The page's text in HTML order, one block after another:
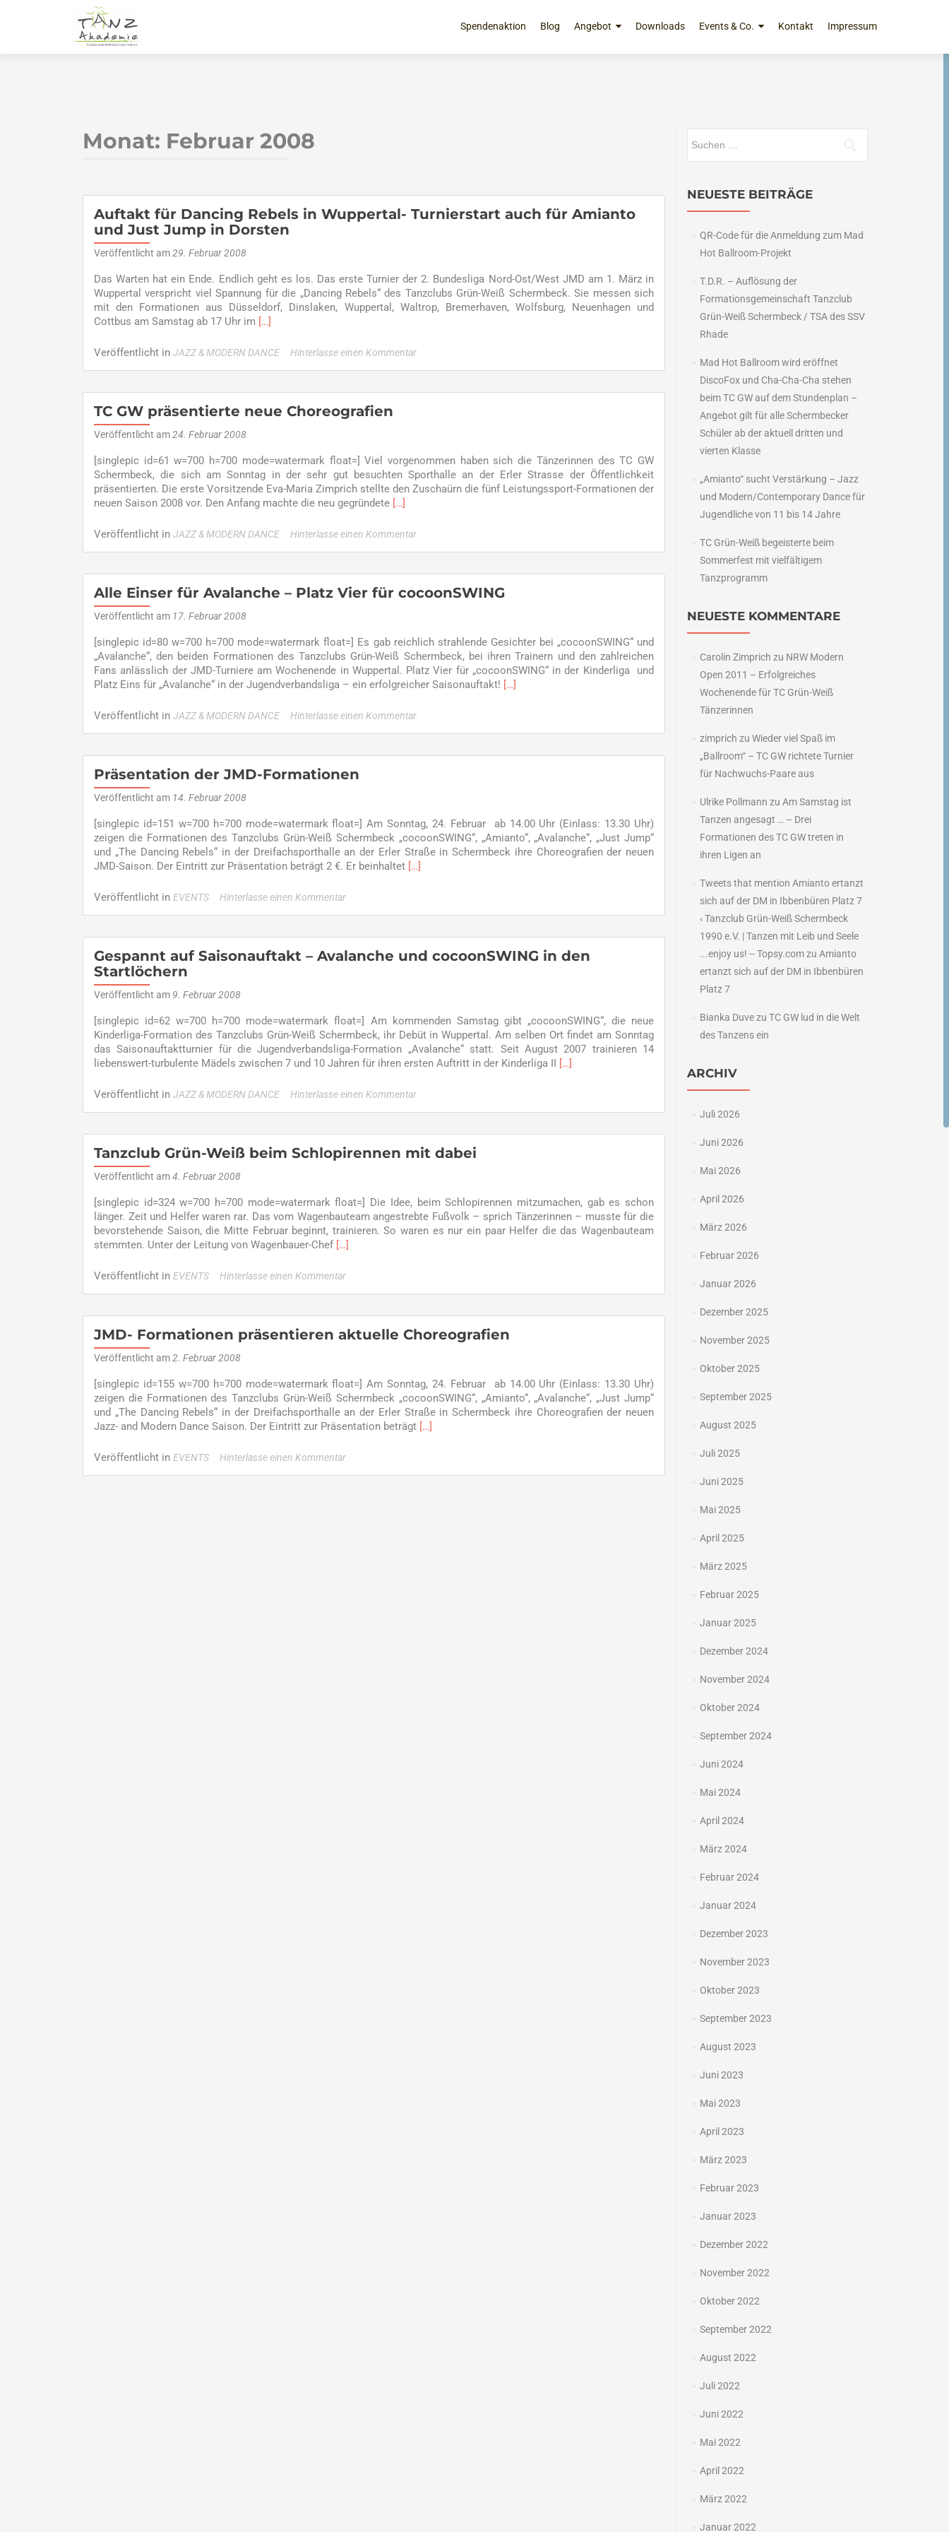
Inhalt
Spendenaktion Blog Angebot Downloads Events & Co. Kontakt Impressum
Monat: Februar 2008
Auftakt für Dancing Rebels in Wuppertal- Turnierstart auch für Amianto
und Just Jump in Dorsten
Veröffentlicht am29. Februar 2008
Das Warten hat ein Ende. Endlich geht es los. Das erste Turnier der 2. Bundesliga Nord-Ost/West JMD am 1. März in
Wuppertal verspricht viel Spannung für die „Dancing Rebels“ des Tanzclubs Grün-Weiß Schermbeck. Sie messen sich
mit den Formationen aus Düsseldorf, Dinslaken, Wuppertal, Waltrop, Bremerhaven, Wolfsburg, Neuenhagen und
Cottbus am Samstag ab 17 Uhr im Read
about
Dancing
Rebels
in
auch
für
Amianto
und
Jump
[…]
Veröffentlicht in JAZZ & MODERN DANCE Hinterlasse einen Kommentar
TC GW präsentierte neue Choreografien
Veröffentlicht am24. Februar 2008
[singlepic id=61 w=700 h=700 mode=watermark float=] Viel vorgenommen haben sich die Tänzerinnen des TC GW
Schermbeck, die sich am Sonntag in der sehr gut besuchten Sporthalle an der Erler Strasse der Öffentlichkeit
präsentierten. Die erste Vorsitzende Eva-Maria Zimprich stellte den Zuschaürn die fünf Leistungssport-Formationen der
neuen Saison 2008 vor. Den Anfang machte die neu gegründete Read
about
präsentierte
neue
Choreografien
[…]
Veröffentlicht in JAZZ & MODERN DANCE Hinterlasse einen Kommentar
Alle Einser für Avalanche – Platz Vier für cocoonSWING
Veröffentlicht am 17. Februar 2008
[singlepic id=80 w=700 h=700 mode=watermark float=] Es gab reichlich strahlende Gesichter bei „cocoonSWING“ und
„Avalanche“, den beiden Formationen des Tanzclubs Grün-Weiß Schermbeck, bei ihren Trainern und den zahlreichen
Fans anlässlich der JMD-Turniere am Wochenende in Wuppertal. Platz Vier für „cocoonSWING“ in der Kinderliga und
Platz Eins für „Avalanche“ in der Jugendverbandsliga – ein erfolgreicher Saisonauftakt! Read
für
für
cocoonSWING
[…]
Veröffentlicht in JAZZ & MODERN DANCE Hinterlasse einen Kommentar
Präsentation der JMD-Formationen
Veröffentlicht am 14. Februar 2008
[singlepic id=151 w=700 h=700 mode=watermark float=] Am Sonntag, 24. Februar ab 14.00 Uhr (Einlass: 13.30 Uhr)
zeigen die Formationen des Tanzclubs Grün-Weiß Schermbeck „cocoonSWING“, „Amianto“, „Avalanche“, „Just Jump“
und „The Dancing Rebels“ in der Dreifachsporthalle an der Erler Straße in Schermbeck ihre Choreografien der neuen
JMD-Saison. Der Eintritt zur Präsentation beträgt 2 €. Er beinhaltet Read
JMD-
Formationen
[…]
Veröffentlicht in EVENTS Hinterlasse einen Kommentar
Gespannt auf Saisonauftakt – Avalanche und cocoonSWING in den
Startlöchern
Veröffentlicht am 9. Februar 2008
[singlepic id=62 w=700 h=700 mode=watermark float=] Am kommenden Samstag gibt „cocoonSWING“, die neue
Kinderliga-Formation des Tanzclubs Grün-Weiß Schermbeck, ihr Debüt in Wuppertal. Am selben Ort findet am Sonntag
das Saisonauftaktturnier für die Jugendverbandsliga-Formation „Avalanche“ statt. Seit August 2007 trainieren 14
liebenswert-turbulente Mädels zwischen 7 und 10 Jahren für ihren ersten Auftritt in der Kinderliga II Read
Saisonauftakt
in
den
Startlöchern
[…]
Veröffentlicht in JAZZ & MODERN DANCE Hinterlasse einen Kommentar
Tanzclub Grün-Weiß beim Schlopirennen mit dabei
Veröffentlicht am4. Februar 2008
[singlepic id=324 w=700 h=700 mode=watermark float=] Die Idee, beim Schlopirennen mitzumachen, gab es schon
länger. Zeit und Helfer waren rar. Das vom Wagenbauteam angestrebte Fußvolk – sprich Tänzerinnen – musste für die
bevorstehende Saison, die Mitte Februar beginnt, trainieren. So waren es nur ein paar Helfer die das Wagenbauteam
stemmten. Unter der Leitung von Wagenbauer-Chef Read
about
Weiß
beim
Schlopirennen
[…]
Veröffentlicht in EVENTS Hinterlasse einen Kommentar
JMD- Formationen präsentieren aktuelle Choreografien
Veröffentlicht am2. Februar 2008
[singlepic id=155 w=700 h=700 mode=watermark float=] Am Sonntag, 24. Februar ab 14.00 Uhr (Einlass: 13.30 Uhr)
zeigen die Formationen des Tanzclubs Grün-Weiß Schermbeck „cocoonSWING“, „Amianto“, „Avalanche“, „Just Jump“
und „The Dancing Rebels“ in der Dreifachsporthalle an der Erler Straße in Schermbeck ihre Choreografien der neuen
Jazz- and Modern Dance Saison. Der Eintritt zur Präsentation beträgt Read
[…]
Veröffentlicht in EVENTS Hinterlasse einen Kommentar
NEUESTE BEITRÄGE
QR-Code für die Anmeldung zum Mad
Hot Ballroom-Projekt
T.D.R. – Auflösung der
Formationsgemeinschaft Tanzclub
Grün-Weiß Schermbeck / TSA des SSV
Rhade
Mad Hot Ballroom wird eröffnet
DiscoFox und Cha-Cha-Cha stehen
beim TC GW auf dem Stundenplan –
Angebot gilt für alle Schermbecker
Schüler ab der aktuell dritten und
vierten Klasse
„Amianto“ sucht Verstärkung – Jazz
und Modern/Contemporary Dance für
Jugendliche von 11 bis 14 Jahre
TC Grün-Weiß begeisterte beim
Sommerfest mit vielfältigem
Tanzprogramm
NEUESTE KOMMENTARE
Carolin Zimprich zu NRW Modern
Open 2011 – Erfolgreiches
Wochenende für TC Grün-Weiß
Tänzerinnen
zimprich zu Wieder viel Spaß im
„Ballroom“ – TC GW richtete Turnier
für Nachwuchs-Paare aus
Ulrike Pollmann zu Am Samstag ist
Tanzen angesagt … – Drei
Formationen des TC GW treten in
ihren Ligen an
Tweets that mention Amianto ertanzt
sich auf der DM in Ibbenbüren Platz 7
‹ Tanzclub Grün-Weiß Schermbeck
1990 e.V. | Tanzen mit Leib und Seele
...enjoy us! -- Topsy.comzu Amianto
ertanzt sich auf der DM in Ibbenbüren
Platz 7
Bianka Duvezu TC GW lud in die Welt
des Tanzens ein
ARCHIV
Juli 2026
Juni 2026
Mai 2026
April 2026
März 2026
Februar 2026
Januar 2026
Dezember 2025
November 2025
Oktober 2025
September 2025
August 2025
Juli 2025
Juni 2025
Mai 2025
April 2025
März 2025
Februar 2025
Januar 2025
Dezember 2024
November 2024
Oktober 2024
September 2024
Juni 2024
Mai 2024
April 2024
März 2024
Februar 2024
Januar 2024
Dezember 2023
November 2023
Oktober 2023
September 2023
August 2023
Juni 2023
Mai 2023
April 2023
März 2023
Februar 2023
Januar 2023
Dezember 2022
November 2022
Oktober 2022
September 2022
August 2022
Juli 2022
Juni 2022
Mai 2022
April 2022
März 2022
Januar 2022